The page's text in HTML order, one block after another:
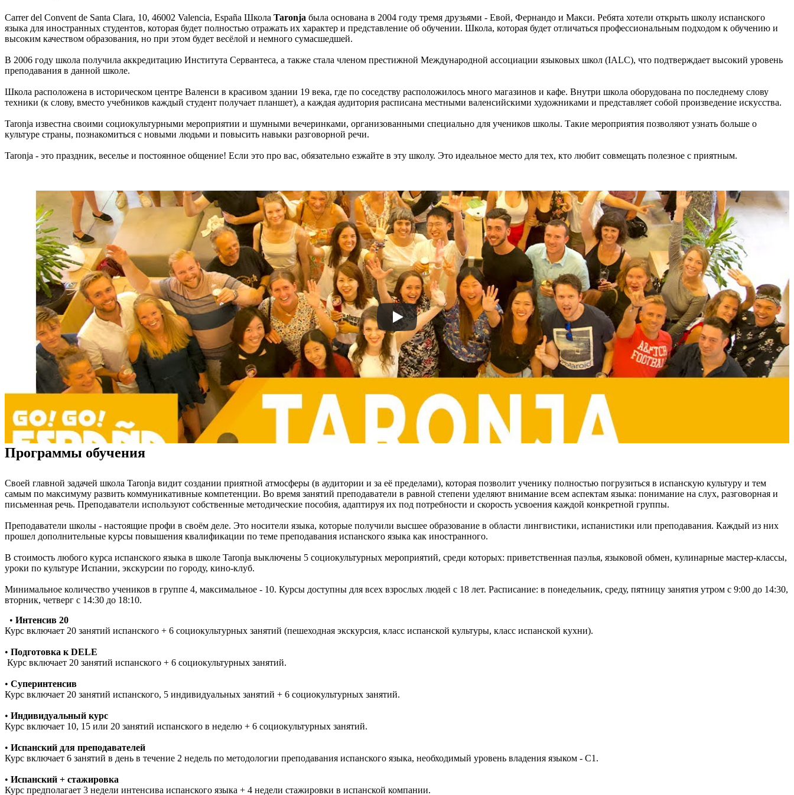
Carrer del Convent de Santa Clara, 10, 46002 Valencia, España Школа Taronja была основана в 2004 году тремя друзьями - Евой, Фернандо и Макси. Ребята хотели открыть школу испанского
языка для иностранных студентов, которая будет полностью отражать их характер и представление об обучении. Школа, которая будет отличаться профессиональным подходом к обучению и
высоким качеством образования, но при этом будет весёлой и немного сумасшедшей.
В 2006 году школа получила аккредитацию Института Сервантеса, а также стала членом престижной Международной ассоциации языковых школ (IALC), что подтверждает высокий уровень
преподавания в данной школе.
Школа расположена в историческом центре Валенси в красивом здании 19 века, где по соседству расположилось много магазинов и кафе. Внутри школа оборудована по последнему слову
техники (к слову, вместо учебников каждый студент получает планшет), а каждая аудитория расписана местными валенсийскими художниками и представляет собой произведение искусства.
Taronja известна своими социокультурными мероприятии и шумными вечеринками, организованными специально для учеников школы. Такие мероприятия позволяют узнать больше о
культуре страны, познакомиться с новыми людьми и повысить навыки разговорной речи.
Taronja - это праздник, веселье и постоянное общение! Если это про вас, обязательно езжайте в эту школу. Это идеальное место для тех, кто любит совмещать полезное с приятным.
Программы обучения
Своей главной задачей школа Taronja видит создании приятной атмосферы (в аудитории и за её пределами), которая позволит ученику полностью погрузиться в испанскую культуру и тем
самым по максимуму развить коммуникативные компетенции. Во время занятий преподаватели в равной степени уделяют внимание всем аспектам языка: понимание на слух, разговорная и
письменная речь. Преподаватели используют собственные методические пособия, адаптируя их под потребности и скорость усвоения каждой конкретной группы.
Преподаватели школы - настоящие профи в своём деле. Это носители языка, которые получили высшее образование в области лингвистики, испанистики или преподавания. Каждый из них
прошел дополнительные курсы повышения квалификации по теме преподавания испанского языка как иностранного.
В стоимость любого курса испанского языка в школе Taronja выключены 5 социокультурных мероприятий, среди которых: приветственная паэлья, языковой обмен, кулинарные мастер-классы,
уроки по культуре Испании, экскурсии по городу, кино-клуб.
Минимальное количество учеников в группе 4, максимальное - 10. Курсы доступны для всех взрослых людей с 18 лет. Расписание: в понедельник, среду, пятницу занятия утром с 9:00 до 14:30,
вторник, четверг с 14:30 до 18:10.
• Интенсив 20
Курс включает 20 занятий испанского + 6 социокультурных занятий (пешеходная экскурсия, класс испанской культуры, класс испанской кухни).
• Подготовка к DELE
Курс включает 20 занятий испанского + 6 социокультурных занятий.
• Суперинтенсив
Курс включает 20 занятий испанского, 5 индивидуальных занятий + 6 социокультурных занятий.
• Индивидуальный курс
Курс включает 10, 15 или 20 занятий испанского в неделю + 6 социокультурных занятий.
• Испанский для преподавателей
Курс включает 6 занятий в день в течение 2 недель по методологии преподавания испанского языка, необходимый уровень владения языком - С1.
• Испанский + стажировка
Курс предполагает 3 недели интенсива испанского языка + 4 недели стажировки в испанской компании.